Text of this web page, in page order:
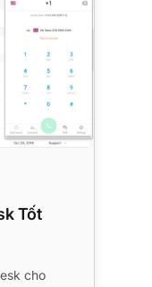
Tốt
cho